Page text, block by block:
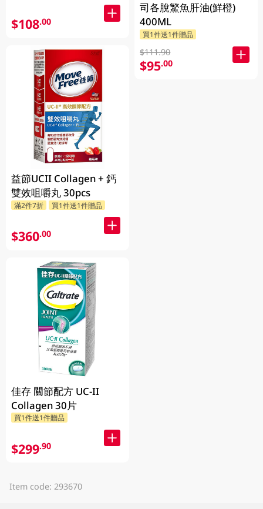
$108.00
益節UCII Collagen + 鈣
雙效咀嚼丸 30pcs
滿2件7折 買1件送1件贈品
$360.00
佳存 關節配方 UC-II
Collagen 30片
買1件送1件贈品
$299.90
司各脫鰵魚肝油(鮮橙)
400ML
買1件送1件贈品
$111.90
$95.00
Item code: 293670